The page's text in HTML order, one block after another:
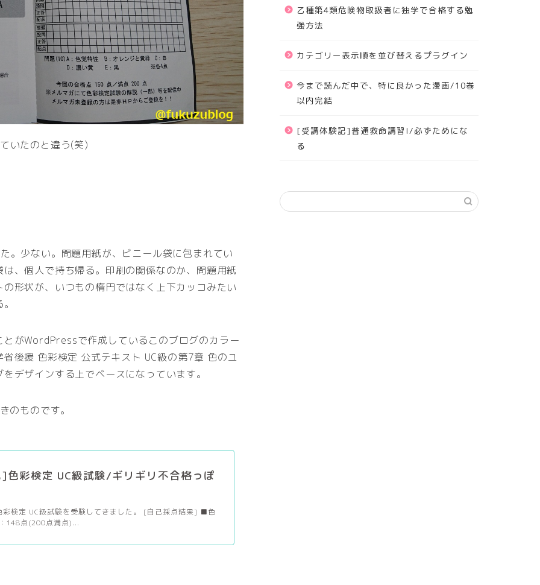
いたのと違う(笑)
。少ない。問題用紙が、ビニール袋に包まれてい
、個人で持ち帰る。印刷の関係なのか、問題用紙
形状が、いつもの楕円ではなく上下カッコみたい
がWordPressで作成しているこのブログのカラー
後援 色彩検定 公式テキスト UC級の第7章 色のユ
デザインする上でベースになっています。
のものです。
彩検定 UC級試験/ギリギリ不合格っぽ
検定 UC級試験を受験してきました。 [自己採点結果] ■色
148点(200点満点)...
乙種第4類危険物取扱者に独学で合格する勉
強方法
カテゴリー表示順を並び替えるプラグイン
今まで読んだ中で、特に良かった漫画/10巻
以内完結
[受講体験記]普通救命講習I/必ずためにな
る